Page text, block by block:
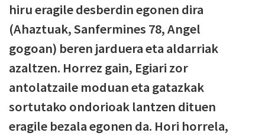
hiru eragile desberdin egonen dira
(Ahaztuak, Sanfermines 78, Angel
gogoan) beren jarduera eta aldarriak
azaltzen. Horrez gain, Egiari zor
antolatzaile moduan eta gatazkak
sortutako ondorioak lantzen dituen
eragile bezala egonen da. Hori horrela,